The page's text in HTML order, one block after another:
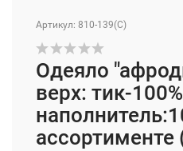
Артикул: 810-139(C)
Одеяло
верх: тик-
ассортименте